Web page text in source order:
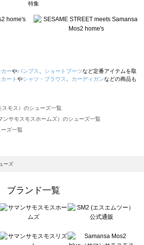
特集
カーやパンプス ショートブーツなど定番アイテムを取
カート やシャツ・ブラウス カーディガンなどの商品も
モス）のシューズ一覧
ンサモスモスホームズ）のシューズ一覧
ズ一覧
ツハルバイサマンサモスモス）のシューズ一覧
モスモス ブルー）のシューズ一覧
ューズ一覧
一覧
ラシック）のシューズ一覧
）のシューズ一覧
ーズ
ブランド一覧